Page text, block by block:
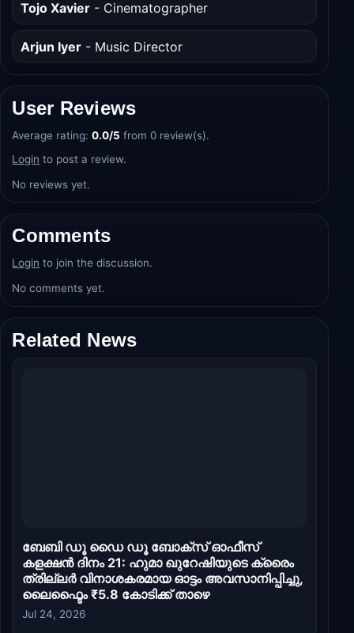
Tojo Xavier- Cinematographer
Arjun Iyer- Music Director
User Reviews
Average rating:0.0/5 from 0 review(s).
Login to post a review.
No reviews yet.
Comments
Login to join the discussion.
No comments yet.
Related News
ബേബി ഡൂ ഡൈ ഡൂ ബോക്സ് ഓഫീസ്
കളക്ഷൻ ദിനം 21: ഹുമാ ഖുറേഷിയുടെ ക്രൈം
ത്രില്ലർ വിനാശകരമായ ഓട്ടം അവസാനിപ്പിച്ചു,
ലൈഫ്ടൈം ₹5.8 കോടിക്ക് താഴെ
Jul 24, 2026